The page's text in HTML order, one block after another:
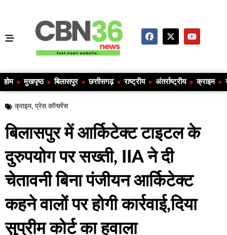
होम मुखपृष्ठ बिलासपुर छत्तीसगढ़ राष्ट्रीय अंतर्राष्ट्रीय क्राइम
क्राइम, प्रेस कॉन्फ़्रेंस
बिलासपुर में आर्किटेक्ट टाइटल के
दुरुपयोग पर सख्ती, IIA ने दी
चेतावनी बिना पंजीयन आर्किटेक्ट
कहने वालों पर होगी कार्रवाई,दिया
सुप्रीम कोर्ट का हवाला